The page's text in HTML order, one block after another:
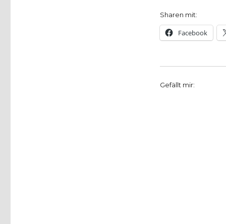
Sharen mit:
Facebook
Gefällt mir: